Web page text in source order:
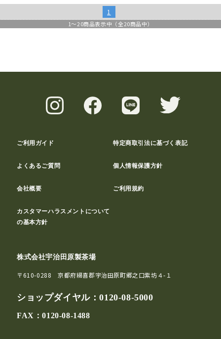
1
1～20商品表示中（全20商品中）
ご利用ガイド 特定商取引法に基づく表記
よくあるご質問 個人情報保護方針
会社概要 ご利用規約
カスタマーハラスメントについて
の基本方針
株式会社宇治田原製茶場
〒610-0288 京都府綴喜郡宇治田原町郷之口紫坊４-１
ショップダイヤル：0120-08-5000
FAX：0120-08-1488